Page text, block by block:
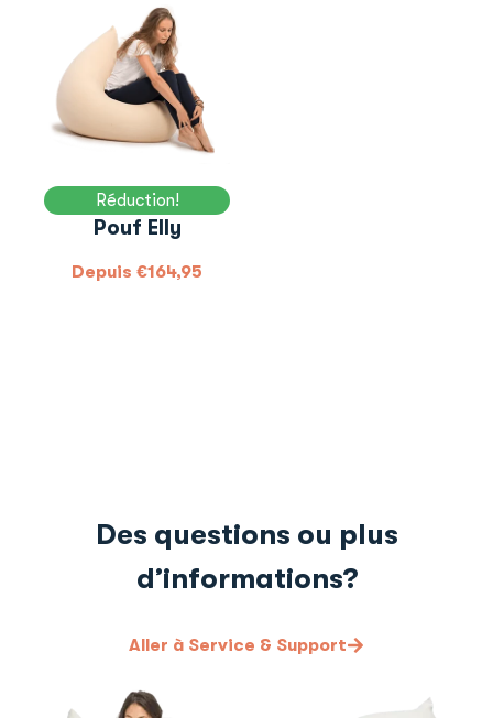
Réduction!
Pouf Elly
Depuis €164,95
Des questions ou plus
d’informations?
Aller à Service & Support